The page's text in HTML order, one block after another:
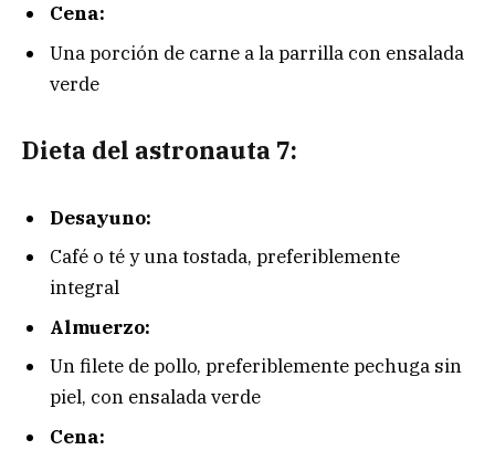
Cena:
Una porción de carne a la parrilla con ensalada
verde
Dieta del astronauta 7:
Desayuno:
Café o té y una tostada, preferiblemente
integral
Almuerzo:
Un filete de pollo, preferiblemente pechuga sin
piel, con ensalada verde
Cena: